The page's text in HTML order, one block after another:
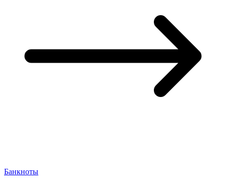
Банкноты